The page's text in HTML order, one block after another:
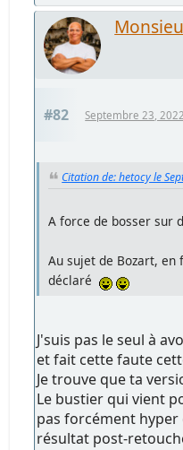
#82 Septembre 23,
Citation de: hetocy le
A force de bosser sur
Au sujet de Bozart,
déclaré
J'suis pas le seul à
et fait cette faute
Je trouve que ta
Le bustier qui vient
pas forcément
résultat post-